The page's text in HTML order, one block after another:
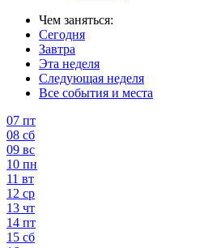
Чем заняться:
Сегодня
Завтра
Эта неделя
Следующая неделя
Все события и места
07 пт
08 сб
09 вс
10 пн
11 вт
12 ср
13 чт
14 пт
15 сб